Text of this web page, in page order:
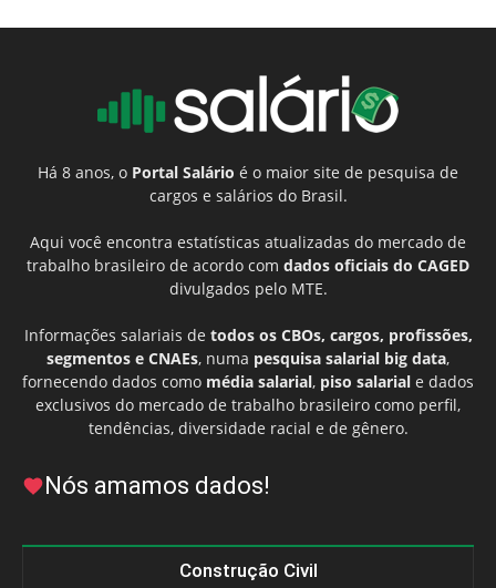
Há 8 anos, o Portal Salário é o maior site de pesquisa de
cargos e salários do Brasil.
Aqui você encontra estatísticas atualizadas do mercado de
trabalho brasileiro de acordo com dados oficiais do CAGED
divulgados pelo MTE.
Informações salariais de todos os CBOs, cargos, profissões,
segmentos e CNAEs, numa pesquisa salarial big data,
fornecendo dados como média salarial, piso salarial e dados
exclusivos do mercado de trabalho brasileiro como perfil,
tendências, diversidade racial e de gênero.
Nós amamos dados!
Construção Civil